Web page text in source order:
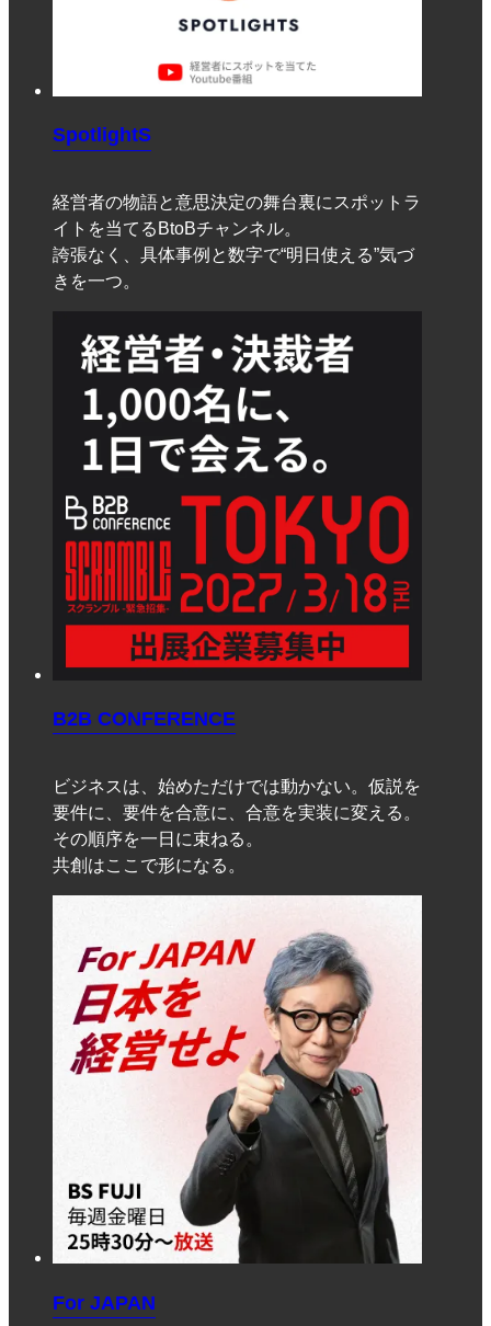
SpotlightS
経営者の物語と意思決定の舞台裏にスポットラ
イトを当てるBtoBチャンネル。
誇張なく、具体事例と数字で“明日使える”気づ
きを一つ。
B2B CONFERENCE
ビジネスは、始めただけでは動かない。仮説を
要件に、要件を合意に、合意を実装に変える。
その順序を一日に束ねる。
共創はここで形になる。
For JAPAN